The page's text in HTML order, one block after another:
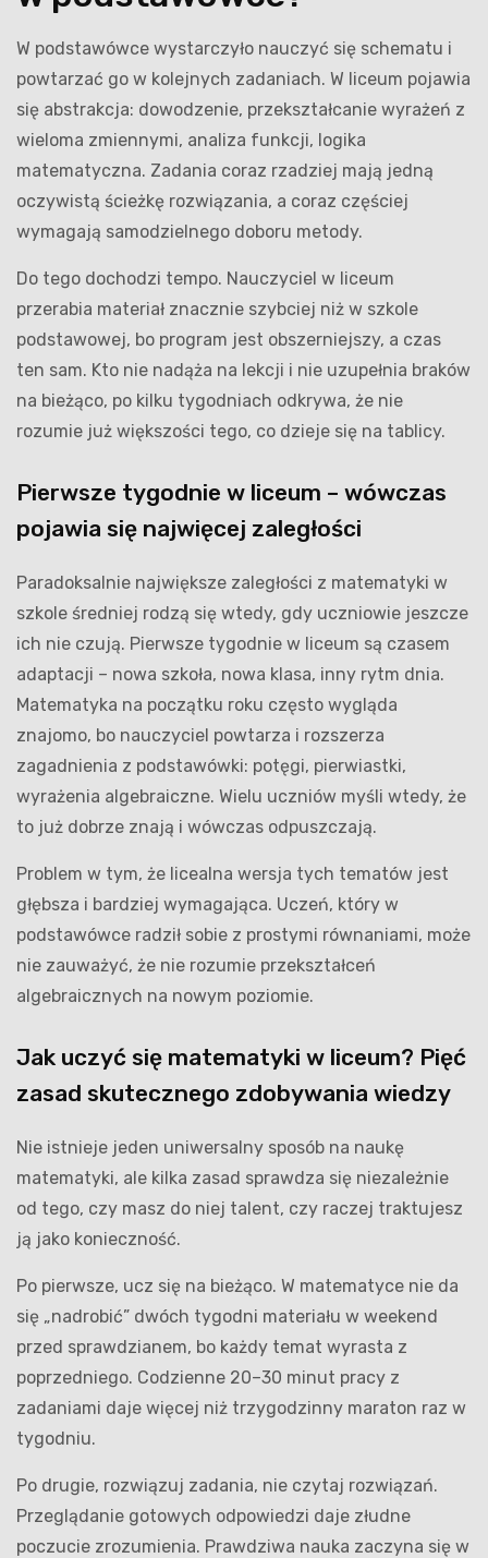
W podstawówce wystarczyło nauczyć się schematu i
powtarzać go w kolejnych zadaniach. W liceum pojawia
się abstrakcja: dowodzenie, przekształcanie wyrażeń z
wieloma zmiennymi, analiza funkcji, logika
matematyczna. Zadania coraz rzadziej mają jedną
oczywistą ścieżkę rozwiązania, a coraz częściej
wymagają samodzielnego doboru metody.
Do tego dochodzi tempo. Nauczyciel w liceum
przerabia materiał znacznie szybciej niż w szkole
podstawowej, bo program jest obszerniejszy, a czas
ten sam. Kto nie nadąża na lekcji i nie uzupełnia braków
na bieżąco, po kilku tygodniach odkrywa, że nie
rozumie już większości tego, co dzieje się na tablicy.
Pierwsze tygodnie w liceum – wówczas
pojawia się najwięcej zaległości
Paradoksalnie największe zaległości z matematyki w
szkole średniej rodzą się wtedy, gdy uczniowie jeszcze
ich nie czują. Pierwsze tygodnie w liceum są czasem
adaptacji – nowa szkoła, nowa klasa, inny rytm dnia.
Matematyka na początku roku często wygląda
znajomo, bo nauczyciel powtarza i rozszerza
zagadnienia z podstawówki: potęgi, pierwiastki,
wyrażenia algebraiczne. Wielu uczniów myśli wtedy, że
to już dobrze znają i wówczas odpuszczają.
Problem w tym, że licealna wersja tych tematów jest
głębsza i bardziej wymagająca. Uczeń, który w
podstawówce radził sobie z prostymi równaniami, może
nie zauważyć, że nie rozumie przekształceń
algebraicznych na nowym poziomie.
Jak uczyć się matematyki w liceum? Pięć
zasad skutecznego zdobywania wiedzy
Nie istnieje jeden uniwersalny sposób na naukę
matematyki, ale kilka zasad sprawdza się niezależnie
od tego, czy masz do niej talent, czy raczej traktujesz
ją jako konieczność.
Po pierwsze, ucz się na bieżąco. W matematyce nie da
się „nadrobić” dwóch tygodni materiału w weekend
przed sprawdzianem, bo każdy temat wyrasta z
poprzedniego. Codzienne 20–30 minut pracy z
zadaniami daje więcej niż trzygodzinny maraton raz w
tygodniu.
Po drugie, rozwiązuj zadania, nie czytaj rozwiązań.
Przeglądanie gotowych odpowiedzi daje złudne
poczucie zrozumienia. Prawdziwa nauka zaczyna się w